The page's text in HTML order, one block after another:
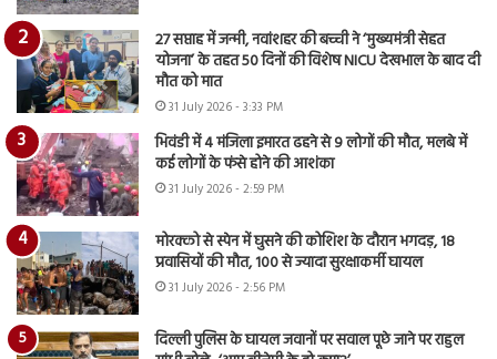
27 सप्ताह में जन्मी, नवांशहर की बच्ची ने ‘मुख्यमंत्री सेहत
योजना’ के तहत 50 दिनों की विशेष NICU देखभाल के बाद दी
मौत को मात
31 July 2026 - 3:33 PM
भिवंडी में 4 मंजिला इमारत ढहने से 9 लोगों की मौत, मलबे में
कई लोगों के फंसे होने की आशंका
31 July 2026 - 2:59 PM
मोरक्को से स्पेन में घुसने की कोशिश के दौरान भगदड़, 18
प्रवासियों की मौत, 100 से ज्यादा सुरक्षाकर्मी घायल
31 July 2026 - 2:56 PM
दिल्ली पुलिस के घायल जवानों पर सवाल पूछे जाने पर राहुल